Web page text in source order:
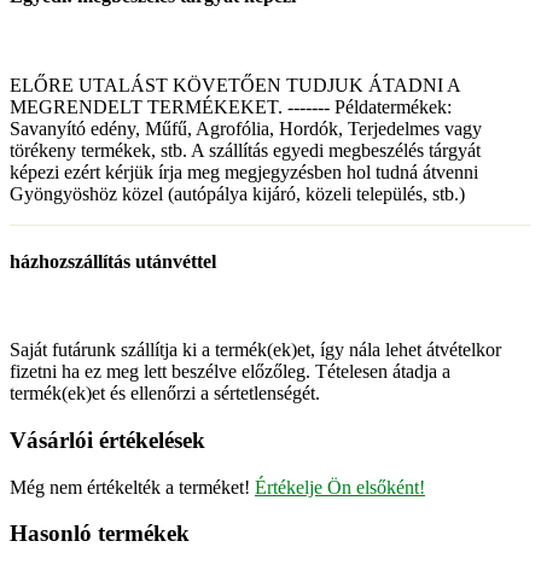
ELŐRE UTALÁST KÖVETŐEN TUDJUK ÁTADNI A
MEGRENDELT TERMÉKEKET. ------- Példatermékek:
Savanyító edény, Műfű, Agrofólia, Hordók, Terjedelmes vagy
törékeny termékek, stb. A szállítás egyedi megbeszélés tárgyát
képezi ezért kérjük írja meg megjegyzésben hol tudná átvenni
Gyöngyöshöz közel (autópálya kijáró, közeli település, stb.)
házhozszállítás utánvéttel
Saját futárunk szállítja ki a termék(ek)et, így nála lehet átvételkor
fizetni ha ez meg lett beszélve előzőleg. Tételesen átadja a
termék(ek)et és ellenőrzi a sértetlenségét.
Vásárlói értékelések
Még nem értékelték a terméket! Értékelje Ön elsőként!
Hasonló termékek